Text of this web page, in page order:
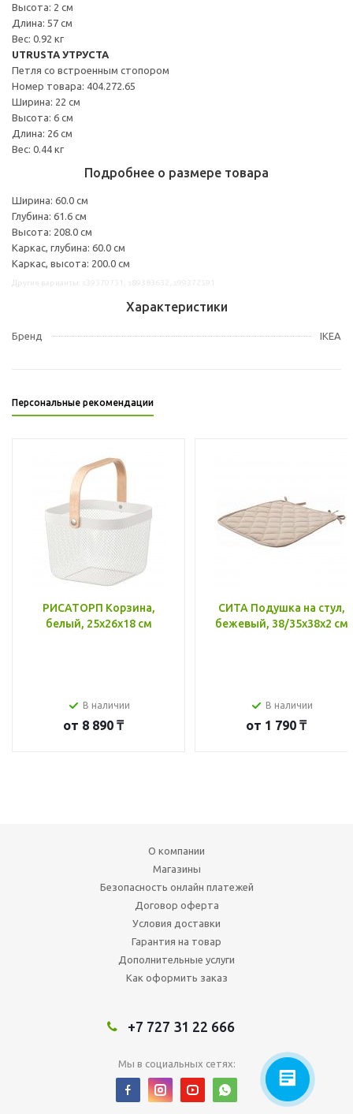
Высота: 2 см
Длина: 57 см
Вес: 0.92 кг
UTRUSTA УТРУСТА
Петля со встроенным стопором
Номер товара: 404.272.65
Ширина: 22 см
Высота: 6 см
Длина: 26 см
Вес: 0.44 кг
Подробнее о размере товара
Ширина: 60.0 см
Глубина: 61.6 см
Высота: 208.0 см
Каркас, глубина: 60.0 см
Каркас, высота: 200.0 см
Характеристики
Бренд IKEA
Персональные рекомендации
РИСАТОРП Корзина,
белый, 25x26x18 см
В наличии
от 8 890 ₸
СИТА Подушка на стул,
бежевый, 38/35x38x2 см
В наличии
от 1 790 ₸
О компании
Магазины
Безопасность онлайн платежей
Договор оферта
Условия доставки
Гарантия на товар
Дополнительные услуги
Как оформить заказ
+7 727 31 22 666
Мы в социальных сетях: